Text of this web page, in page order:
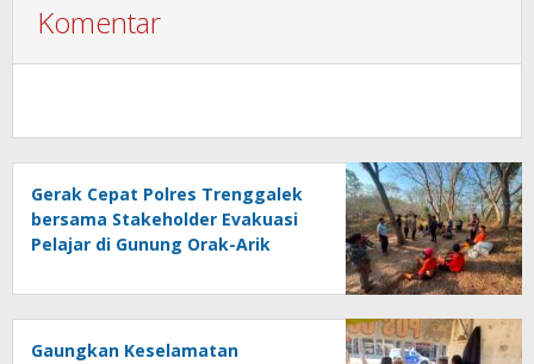
Komentar
Gerak Cepat Polres Trenggalek
bersama Stakeholder Evakuasi
Pelajar di Gunung Orak-Arik
Gaungkan Keselamatan